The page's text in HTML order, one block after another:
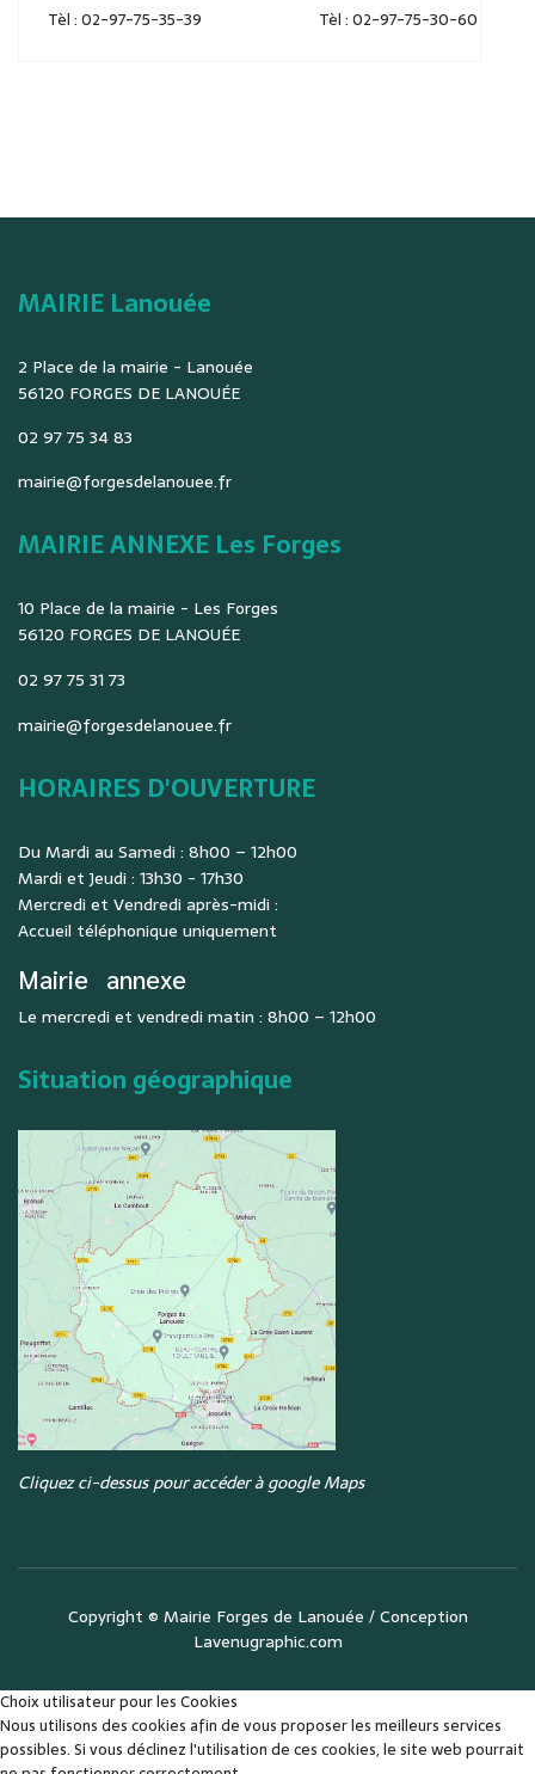
Tèl : 02-97-75-35-39
Tèl : 02-97-75-30-60
MAIRIE Lanouée
2 Place de la mairie - Lanouée
56120 FORGES DE LANOUÉE
02 97 75 34 83
mairie@forgesdelanouee.fr
MAIRIE ANNEXE Les Forges
10 Place de la mairie - Les Forges
56120 FORGES DE LANOUÉE
02 97 75 31 73
mairie@forgesdelanouee.fr
HORAIRES D'OUVERTURE
Du Mardi au Samedi : 8h00 – 12h00
Mardi et Jeudi : 13h30 - 17h30
Mercredi et Vendredi après-midi :
Accueil téléphonique uniquement
Mairie annexe
Le mercredi et vendredi matin : 8h00 – 12h00
Situation géographique
Cliquez ci-dessus pour accéder à google Maps
Copyright © Mairie Forges de Lanouée / Conception
Lavenugraphic.com
Choix utilisateur pour les Cookies
Nous utilisons des cookies afin de vous proposer les meilleurs services
possibles. Si vous déclinez l'utilisation de ces cookies, le site web pourrait